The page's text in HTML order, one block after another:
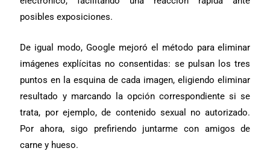
posibles exposiciones.
De igual modo, Google mejoró el método para eliminar
imágenes explícitas no consentidas: se pulsan los tres
puntos en la esquina de cada imagen, eligiendo eliminar
resultado y marcando la opción correspondiente si se
trata, por ejemplo, de contenido sexual no autorizado.
Por ahora, sigo prefiriendo juntarme con amigos de
carne y hueso.